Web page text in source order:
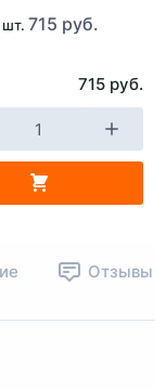
шт. 715 руб.
715 руб.
Отзывы